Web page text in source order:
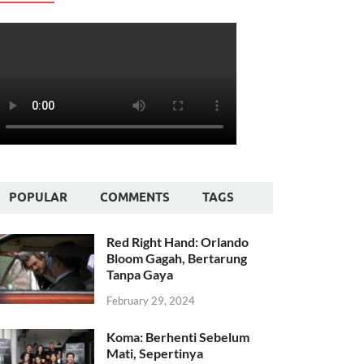
POPULAR COMMENTS TAGS
Red Right Hand: Orlando
Bloom Gagah, Bertarung
Tanpa Gaya
February 29, 2024
Koma: Berhenti Sebelum
Mati, Sepertinya